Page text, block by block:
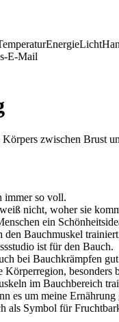
EnergieLicht
E-Mail
zwischen Brust
immer so voll.
nicht, woher sie
ein
den Bauchmuskel
ist für den Bauch.
bei Bauchkrämpfen
besonders
im Bauchbereich
es um meine Ernährung
als Symbol für